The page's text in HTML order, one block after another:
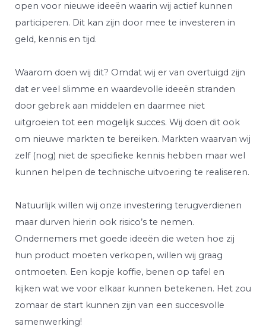
open voor nieuwe ideeën waarin wij actief kunnen
participeren. Dit kan zijn door mee te investeren in
geld, kennis en tijd.
Waarom doen wij dit? Omdat wij er van overtuigd zijn
dat er veel slimme en waardevolle ideeën stranden
door gebrek aan middelen en daarmee niet
uitgroeien tot een mogelijk succes. Wij doen dit ook
om nieuwe markten te bereiken. Markten waarvan wij
zelf (nog) niet de specifieke kennis hebben maar wel
kunnen helpen de technische uitvoering te realiseren.
Natuurlijk willen wij onze investering terugverdienen
maar durven hierin ook risico’s te nemen.
Ondernemers met goede ideeën die weten hoe zij
hun product moeten verkopen, willen wij graag
ontmoeten. Een kopje koffie, benen op tafel en
kijken wat we voor elkaar kunnen betekenen. Het zou
zomaar de start kunnen zijn van een succesvolle
samenwerking!